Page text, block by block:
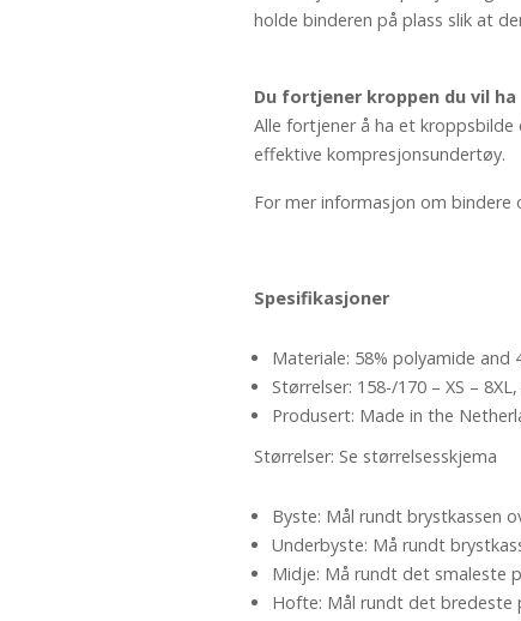
holde binderen på plass slik at
Du fortjener kroppen du vil ha
Alle fortjener å ha et
effektive kompresjonsundertøy.
For mer informasjon om bindere
Spesifikasjoner
Materiale: 58% polyamide and
Størrelser: 158-/170 – XS –
Produsert: Made in the
Størrelser: Se størrelsesskjema
Byste: Mål rundt brystkassen
Underbyste: Må rundt
Midje: Må rundt det smaleste
Hofte: Mål rundt det bredeste